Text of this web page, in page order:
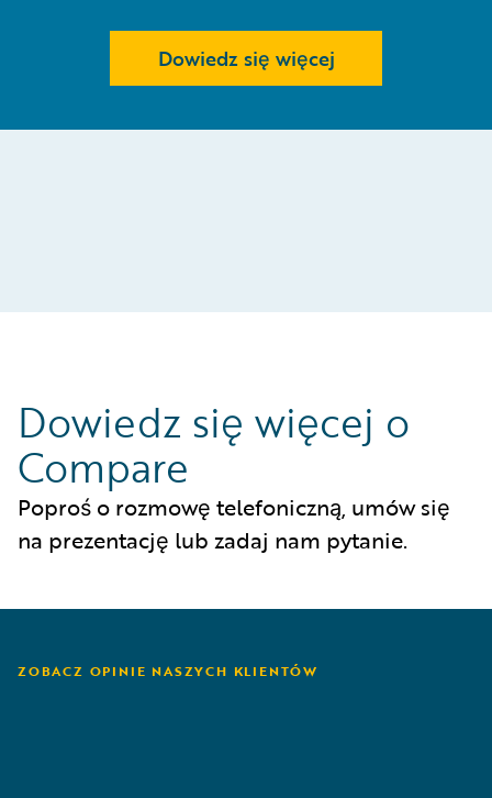
Dowiedz się więcej
Dowiedz się więcej o
Compare
Poproś o rozmowę telefoniczną, umów się
na prezentację lub zadaj nam pytanie.
ZOBACZ OPINIE NASZYCH KLIENTÓW